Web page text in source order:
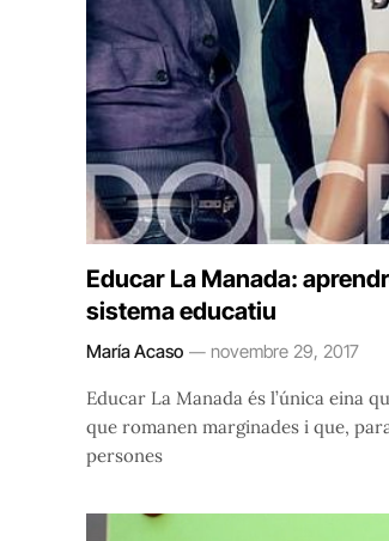
Educar La Manada:
sistema educatiu
María Acaso novembre 29, 2017
Educar La Manada és l’única eina
que romanen marginades i que,
persones